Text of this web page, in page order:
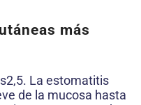
más
La estomatitis
de la mucosa hasta